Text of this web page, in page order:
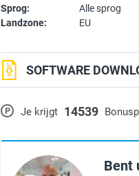
Sprog:
Alle sprog
Landzone:
EU
P Je krijgt 14539
SOFTWARE
Bent